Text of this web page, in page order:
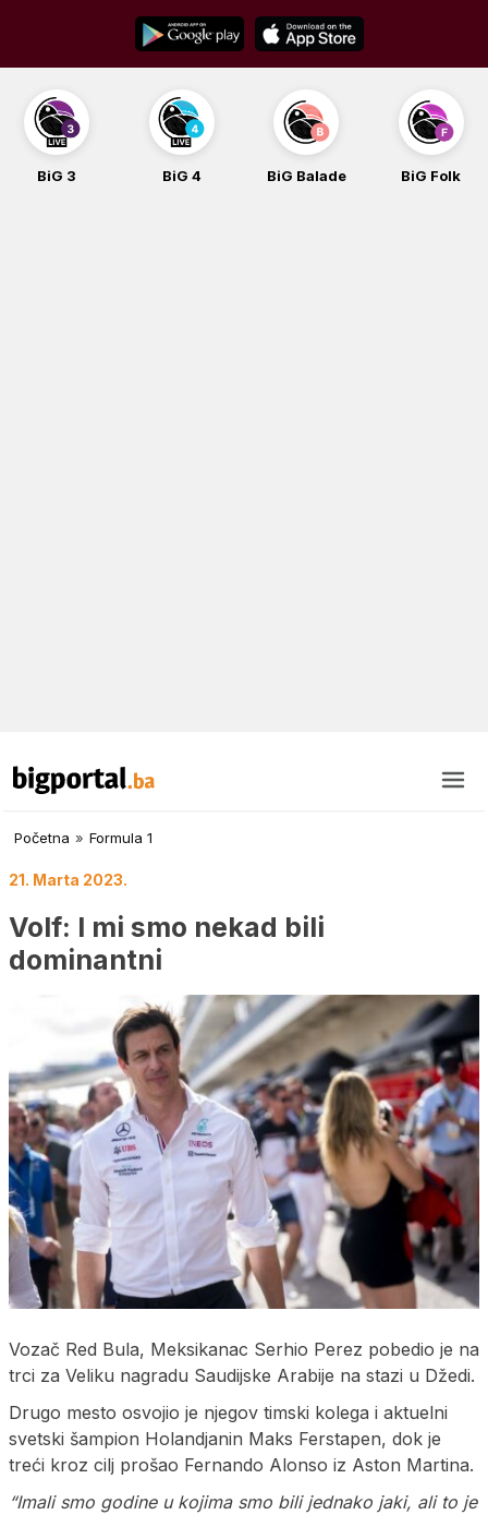
content
BiG 3 BiG 4 BiG Balade BiG Folk
Početna » Formula 1
21. Marta 2023.
Volf: I mi smo nekad bili
dominantni
Vozač Red Bula, Meksikanac Serhio Perez pobedio je na
trci za Veliku nagradu Saudijske Arabije na stazi u Džedi.
Drugo mesto osvojio je njegov timski kolega i aktuelni
svetski šampion Holandjanin Maks Ferstapen, dok je
treći kroz cilj prošao Fernando Alonso iz Aston Martina.
“Imali smo godine u kojima smo bili jednako jaki, ali to je